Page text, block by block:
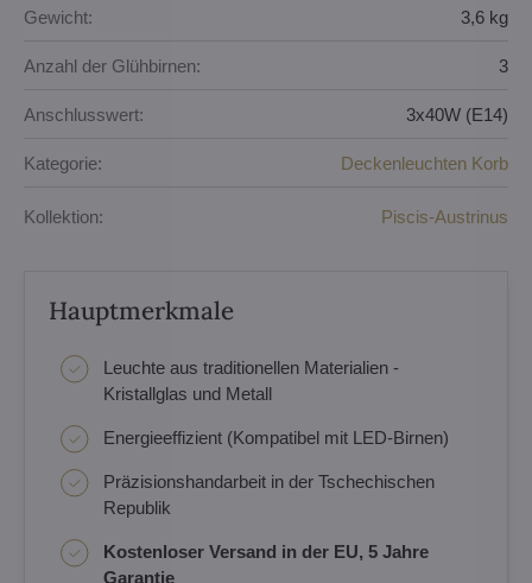
Gewicht: 3,6 kg
Anzahl der Glühbirnen: 3
Anschlusswert: 3x40W (E14)
Kategorie: Deckenleuchten Korb
Kollektion: Piscis-Austrinus
Hauptmerkmale
Leuchte aus traditionellen Materialien -
Kristallglas und Metall
Energieeffizient (Kompatibel mit LED-Birnen)
Präzisionshandarbeit in der Tschechischen
Republik
Kostenloser Versand in der EU, 5 Jahre
Garantie